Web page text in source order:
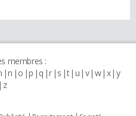
membres :
n o p q r s t u v w x y
z